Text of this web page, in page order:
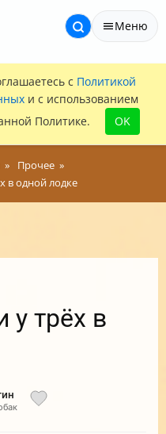
Меню
с Политикой
и с использованием
Политике.
OK
Прочее
в одной лодке
у трёх в